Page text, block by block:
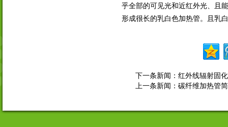
乎全部的可见光和近红外光、且
形成很长的乳白色加热管。且乳
下一条新闻： 红外线辐射固
上一条新闻： 碳纤维加热管